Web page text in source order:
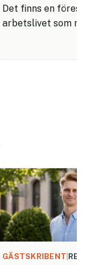
Det finns en
arbetslivet som
GÄSTSKRIBENT